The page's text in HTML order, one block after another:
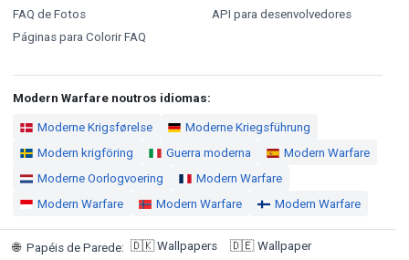
FAQ de Fotos
Páginas para Colorir FAQ
API para desenvolvedores
Modern Warfare noutros idiomas:
Moderne Krigsførelse
Moderne Kriegsführung
Modern krigföring
Guerra moderna
Modern Warfare
Moderne Oorlogvoering
Modern Warfare
Modern Warfare
Modern Warfare Modern Warfare
🌐 Papéis de Parede: 🇩🇰 Wallpapers 🇩🇪 Wallpaper